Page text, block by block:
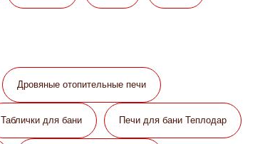
Дровяные отопительные печи
Таблички для бани Печи для бани Теплодар